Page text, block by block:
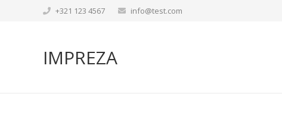
+321 123 4567 info@test.com
IMPREZA